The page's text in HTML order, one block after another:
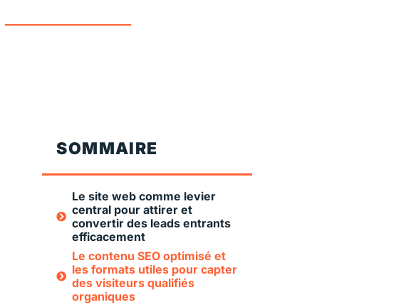
SOMMAIRE
Le site web comme levier
central pour attirer et
convertir des leads entrants
efficacement
Le contenu SEO optimisé et
les formats utiles pour capter
des visiteurs qualifiés
organiques